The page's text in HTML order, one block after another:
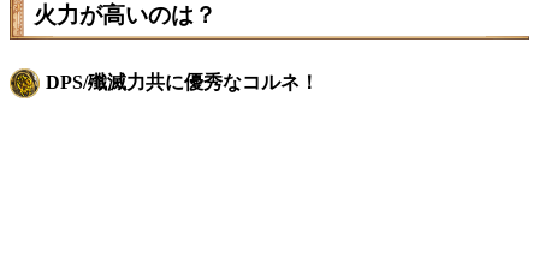
火力が高いのは？
DPS/殲滅力共に優秀なコルネ！